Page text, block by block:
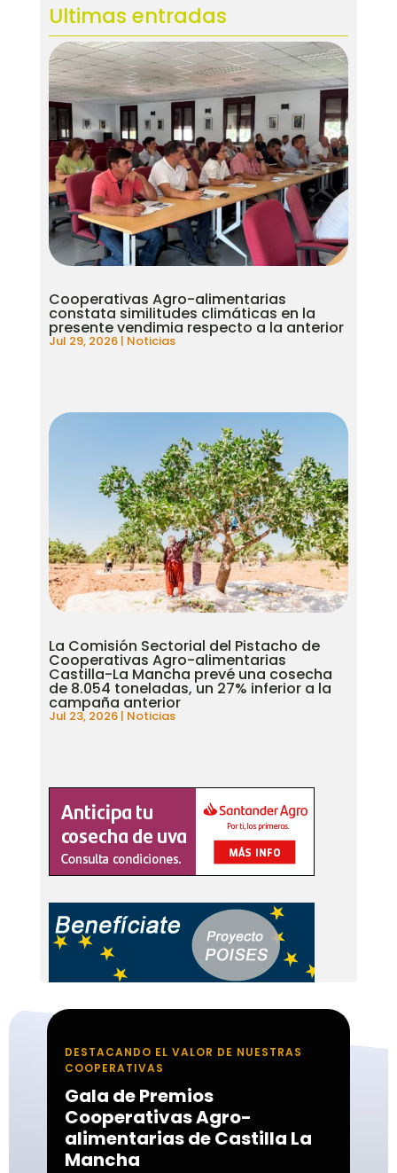
Ultimas entradas
Cooperativas Agro-alimentarias
constata similitudes climáticas en la
presente vendimia respecto a la anterior
Jul 29, 2026| Noticias
La Comisión Sectorial del Pistacho de
Cooperativas Agro-alimentarias
Castilla-La Mancha prevé una cosecha
de 8.054 toneladas, un 27% inferior a la
campaña anterior
Jul 23, 2026| Noticias
DESTACANDO EL VALOR DE NUESTRAS
COOPERATIVAS
Gala de Premios
Cooperativas Agro-
alimentarias de Castilla La
Mancha